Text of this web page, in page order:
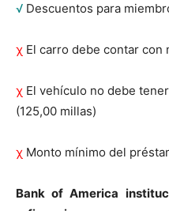
√ Descuentos para
χ El carro debe contar con
χ El vehículo no debe
(125,00 millas)
χ Monto mínimo del
Bank of America